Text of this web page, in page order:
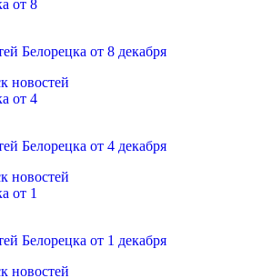
Белорецка от 8 декабря
Белорецка от 4 декабря
Белорецка от 1 декабря